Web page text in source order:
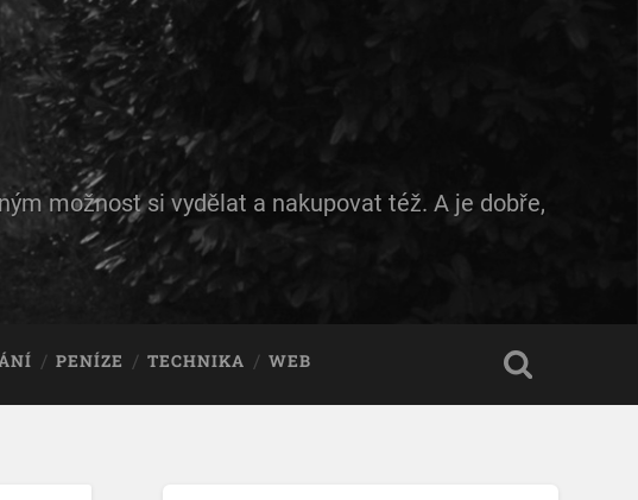
možnost si vydělat a nakupovat též. A je dobře,
PENÍZE TECHNIKA WEB